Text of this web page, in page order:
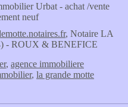
Urbat - achat /vente
neuf
, Notaire LA
- ROUX & BENEFICE
, agence immobiliere
, la grande motte